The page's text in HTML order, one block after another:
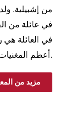
في عائلة من
في العائلة
أعظم المغنيات في العقود الأخيرة.
مزيد من